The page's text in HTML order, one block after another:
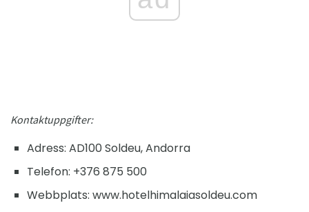
Kontaktuppgifter:
Adress: AD100 Soldeu, Andorra
Telefon: +376 875 500
Webbplats: www.hotelhimalaiasoldeu.com